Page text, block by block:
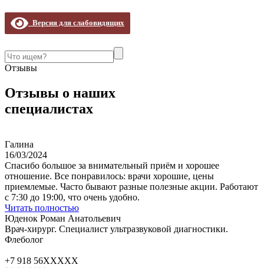
Версия для слабовидящих
Отзывы
Отзывы о наших
специалистах
Галина
16/03/2024
Спасибо большое за внимательный приём и хорошее
отношение. Все понравилось: врачи хорошие, цены
приемлемые. Часто бывают разные полезные акции. Работают
с 7:30 до 19:00, что очень удобно.
Читать полностью
Юденок Роман Анатольевич
Врач-хирург. Специалист ультразвуковой диагностики.
Флеболог
+7 918 56XXXXX